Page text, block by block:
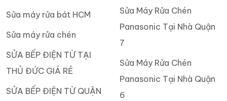
Sửa máy rửa bát HCM
Sửa máy rửa chén
SỬA BẾP ĐIỆN TỪ TẠI
THỦ ĐỨC GIÁ RẺ
SỬA BẾP ĐIỆN TỪ QUẬN
Sửa Máy Rửa Chén
Panasonic Tại Nhà Quận
7
Sửa Máy Rửa Chén
Panasonic Tại Nhà Quận
6